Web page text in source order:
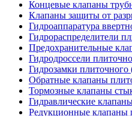
Концевые клапаны
Клапаны защиты от
Гидроаппаратура
Гидрораспределители
Предохранительные
Гидродроссели
Гидрозамки
Обратные клапаны
Тормозные клапаны
Гидравлические
Редукционные клапаны